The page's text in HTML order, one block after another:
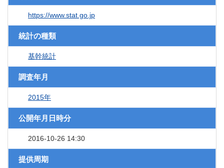
https://www.stat.go.jp
統計の種類
基幹統計
調査年月
2015年
公開年月日時分
2016-10-26 14:30
提供周期